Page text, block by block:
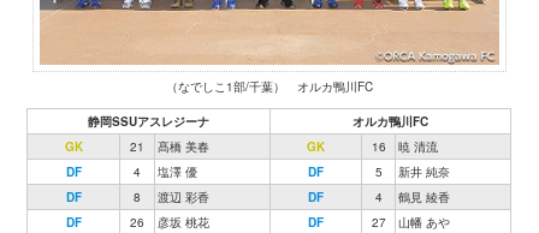
（なでしこ1部/千葉） オルカ鴨川FC
静岡SSUアスレジーナ
オルカ鴨川FC
GK
21 髙橋 美春 GK 16
暁 清流
DF
4 塩澤 優 DF 5
新井 純奈
DF
8 渡辺 彩香 DF 4
鶴見 綾香
DF
26 彦坂 桃花 DF 27
山幡 あや